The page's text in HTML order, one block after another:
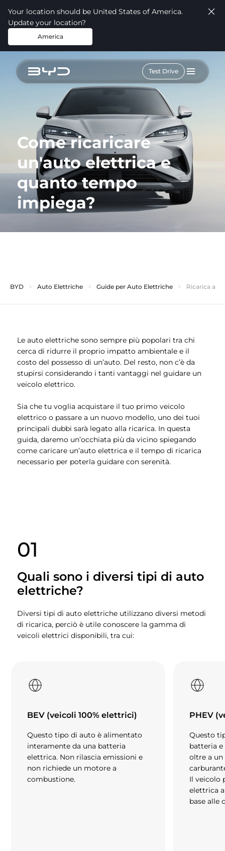
Your location should be United States of America.
Update your location?
America
Test Drive
Come ricaricare
un'auto elettrica e
quanto tempo
impiega?
BYD Auto Elettriche Guide per Auto Elettriche Ricarica
Le auto elettrichesono sempre più popolari tra chi
cerca di ridurre il proprio impatto ambientale e il
costo del possesso di un’auto. Del resto, non c’è da
stupirsi considerando i tanti vantaggi nel guidare un
veicolo elettrico.
Sia che tu voglia acquistare il tuo primo veicolo
elettrico o passare a un nuovo modello, uno dei tuoi
principali dubbi sarà legato alla ricarica. In questa
guida, daremo un’occhiata più da vicino spiegando
come caricare un’auto elettrica e il tempo di ricarica
necessario per poterla guidare con serenità.
01
Quali sono i diversi tipi di auto
elettriche?
Diversi tipi di auto elettriche utilizzano diversi metodi
di ricarica, perciò è utile conoscere la gamma di
veicoli elettrici disponibili, tra cui:
BEV (veicoli 100% elettrici)
Questo tipo di auto è alimentato
interamente da una batteria
elettrica. Non rilascia emissioni e
non richiede un motore a
combustione.
PHEV
Questo
batteria
oltre a
Il veicolo
elettrica
base alle